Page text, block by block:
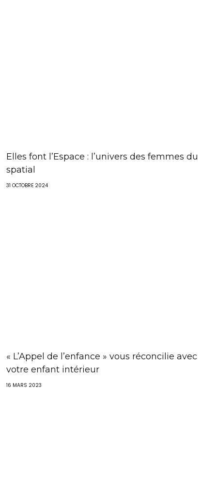
Elles font l’Espace : l’univers des femmes du
spatial
31 OCTOBRE 2024
« L’Appel de l’enfance » vous réconcilie avec
votre enfant intérieur
16 MARS 2023